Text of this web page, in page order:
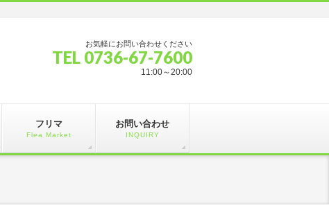
お気軽にお問い合わせください
TEL 0736-67-7600
11:00～20:00
フリマ
Flea Market
お問い合わせ
INQUIRY